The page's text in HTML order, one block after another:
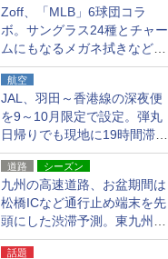
Zoff、「MLB」6球団コラ
ボ。サングラス24種とチャー
ムにもなるメガネ拭きなど雑
貨24種
航空
JAL、羽田～香港線の深夜便
を9～10月限定で設定。弾丸
日帰りでも現地に19時間滞在
できる
道路 シーズン
九州の高速道路、お盆期間は
松橋ICなど通行止め端末を先
頭にした渋滞予測。東九州道
への迂回は料金調整を実施
話題